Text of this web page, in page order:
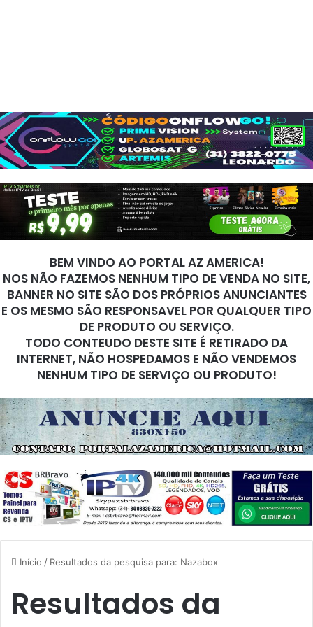
BEM VINDO AO PORTAL AZ AMERICA!
NOS NÃO FAZEMOS NENHUM TIPO DE VENDA NO SITE,
BANNER NO SITE SÃO DOS PRÓPRIOS ANUNCIANTES
E OS MESMO SÃO RESPONSAVEL POR QUALQUER TIPO
DE PRODUTO OU SERVIÇO.
TODO CONTEUDO DESTE SITE É RETIRADO DA
INTERNET, NÃO HOSPEDAMOS E NÃO VENDEMOS
NENHUM TIPO DE SERVIÇO OU PRODUTO!
Início / Resultados da pesquisa para: Nazabox
Resultados da